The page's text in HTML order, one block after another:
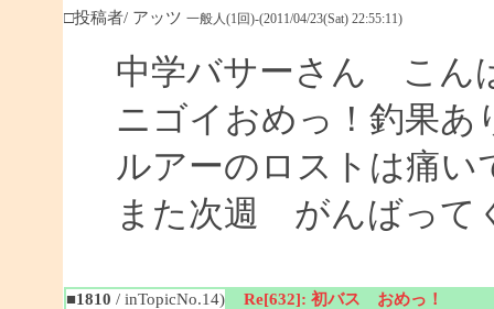
□投稿者/ アッツ 一般人(1回)-(2011/04/23(Sat) 22:55:11)
中学バサーさん こん
ニゴイおめっ！釣果あ
ルアーのロストは痛い
また次週 がんばって
■1810 / inTopicNo.14) Re[632]: 初バス おめっ！